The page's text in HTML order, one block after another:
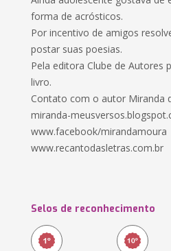
forma de acrósticos.
Por incentivo de amigos
postar suas poesias.
Pela editora Clube de Autores
livro.
Contato com o autor Miranda
miranda-
www.facebook/mirandamoura
www.recantodasletras.com.br
Selos de reconhecimento